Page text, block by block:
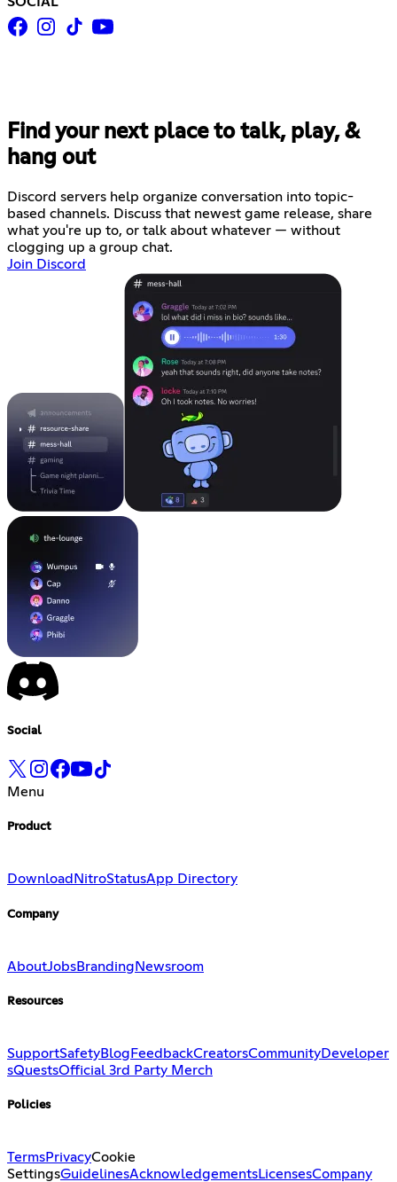
Find your next place to talk, play, &
hang out
Discord servers help organize conversation into topic-
based channels. Discuss that newest game release, share
what you're up to, or talk about whatever — without
clogging up a group chat.
Join Discord
Social
Menu
Product
Download NitroStatusApp Directory
Company
AboutJobsBranding Newsroom
Resources
SupportSafetyBlog FeedbackCreatorsCommunityDeveloper
sQuestsOfficial 3rd Party Merch
Policies
TermsPrivacyCookie
SettingsGuidelinesAcknowledgementsLicensesCompany